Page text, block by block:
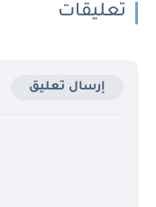
تعليقات
إرسال تعليق